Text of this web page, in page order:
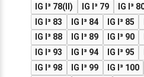
IG I³ 78(II)
IG I³ 79 IG I³
IG I³ 83
IG I³ 84 IG I³ 85
IG I³ 88
IG I³ 89 IG I³ 90
IG I³ 93
IG I³ 94 IG I³ 95
IG I³ 98
IG I³ 99 IG I³ 100